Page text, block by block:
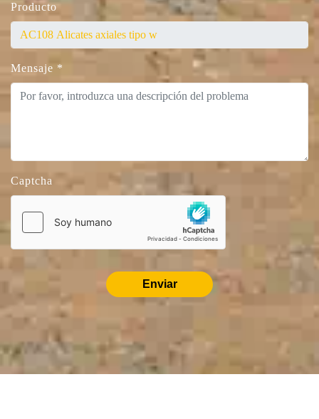
Producto
Mensaje *
Captcha
Enviar